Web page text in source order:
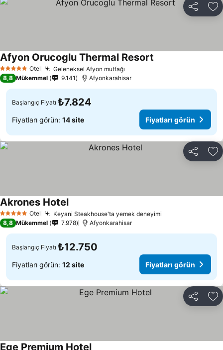
Paylaş
5 Yıldız Otel Geleneksel Afyon mutfağı
Afyon Orucoglu Thermal Resort
8,8 Mükemmel 9.141 Afyonkarahisar
Başlangıç Fiyatı ₺7.824
Fiyatları görün: 14 site Fiyatları görün
Paylaş
5 Yıldız Otel Keyani Steakhouse'ta yemek deneyimi
Akrones HotelFiyatları görün
8,8 Mükemmel 7.978 Afyonkarahisar
Başlangıç Fiyatı ₺12.750
Fiyatları görün: 12 site Fiyatları görün
Paylaş
Ege Premium Hotel